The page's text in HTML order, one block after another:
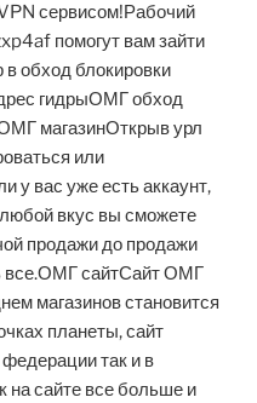
сервисом!Рабочий
помогут вам зайти
в обход блокировки
гидрыОМГ обход
магазинОткрыв урл
или
у вас уже есть аккаунт,
вкус вы сможете
продажи до продажи
все.ОМГ сайтСайт ОМГ
магазинов становится
планеты, сайт
федерации так и в
на сайте все больше и